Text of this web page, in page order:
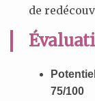
de
75/100